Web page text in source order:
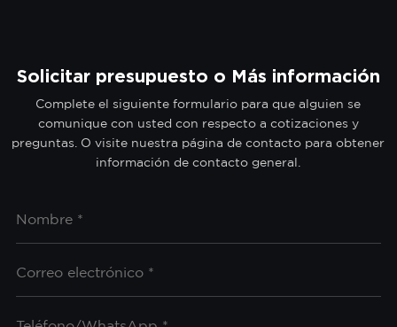
Solicitar presupuesto o Más información
Complete el siguiente formulario para que alguien se
comunique con usted con respecto a cotizaciones y
preguntas. O visite nuestra página de contacto para obtener
información de contacto general.